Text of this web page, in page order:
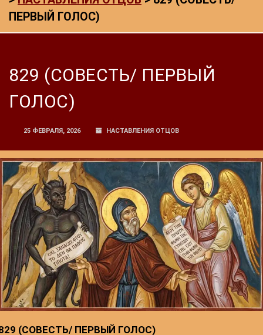
ПЕРВЫЙ ГОЛОС)
829 (СОВЕСТЬ/ ПЕРВЫЙ
ГОЛОС)
25 ФЕВРАЛЯ, 2026 НАСТАВЛЕНИЯ ОТЦОВ
(СОВЕСТЬ/ ПЕРВЫЙ ГОЛОС)